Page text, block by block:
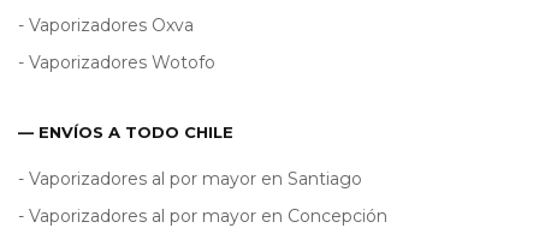
- Vaporizadores Oxva
- Vaporizadores Wotofo
— ENVÍOS A TODO CHILE
- Vaporizadores al por mayor en Santiago
- Vaporizadores al por mayor en Concepción